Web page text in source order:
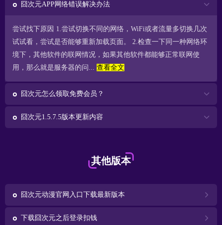
囧次元APP网络错误解决办法
尝试找下原因 1.尝试切换不同的网络，WiFi或者流量多切换几次
试试看，尝试是否能够重新加载页面。 2.检查一下同一种网络环
境下，其他软件的联网情况，如果其他软件都能够正常联网使
用，那么就是服务器的问... 查看全文
囧次元怎么领取免费会员？
囧次元1.5.7.5版本更新内容
其他版本
囧次元动漫官网入口下载最新版本
下载囧次元之后登录扣钱